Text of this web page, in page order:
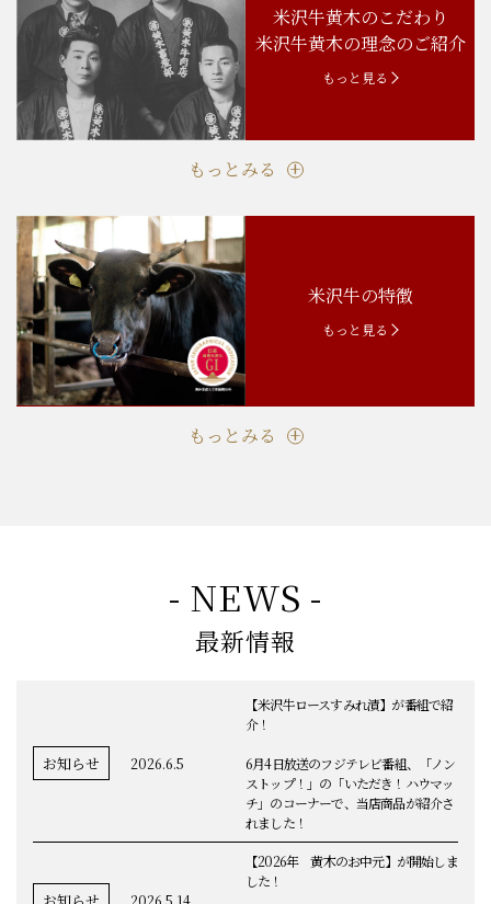
米沢牛黄木のこだわり
米沢牛黄木の理念のご紹介
もっと見る
もっとみる
米沢牛の特徴
もっと見る
もっとみる
- NEWS -
最新情報
お知らせ 2026.6.5
【米沢牛ロースすみれ漬】が番組で紹
介！
6月4日放送のフジテレビ番組、「ノン
ストップ！」の「いただき！ハウマッ
チ」のコーナーで、当店商品が紹介さ
れました！
2026.5.14
【2026年 黄木のお中元】が開始しま
した！